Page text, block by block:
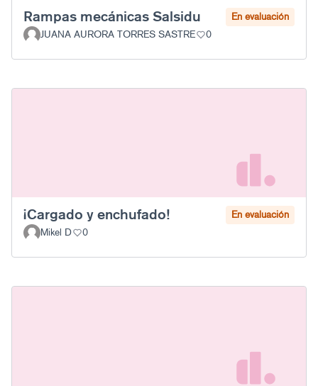
Rampas mecánicas Salsidu
En evaluación
JUANA AURORA TORRES SASTRE
0
¡Cargado y enchufado!
En evaluación
Mikel D
0